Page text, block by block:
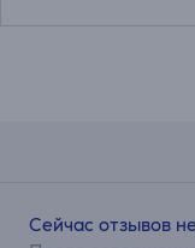
Сейчас отзывов